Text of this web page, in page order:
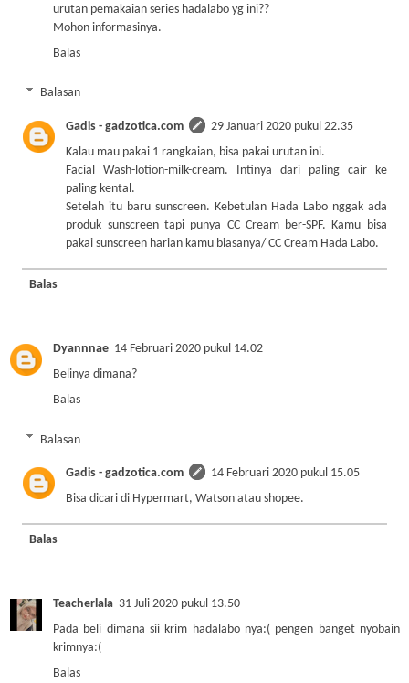
urutan pemakaian series hadalabo yg ini??
Mohon informasinya.
Balas
Balasan
Gadis - gadzotica.com
29 Januari 2020 pukul 22.35
Kalau mau pakai 1 rangkaian, bisa pakai urutan ini.
Facial Wash-lotion-milk-cream. Intinya dari paling cair ke
paling kental.
Setelah itu baru sunscreen. Kebetulan Hada Labo nggak ada
produk sunscreen tapi punya CC Cream ber-SPF. Kamu bisa
pakai sunscreen harian kamu biasanya/ CC Cream Hada Labo.
Balas
Dyannnae 14 Februari 2020 pukul 14.02
Belinya dimana?
Balas
Balasan
Gadis - gadzotica.com
14 Februari 2020 pukul 15.05
Bisa dicari di Hypermart, Watson atau shopee.
Balas
Teacherlala 31 Juli 2020 pukul 13.50
Pada beli dimana sii krim hadalabo nya:( pengen banget nyobain
krimnya:(
Balas